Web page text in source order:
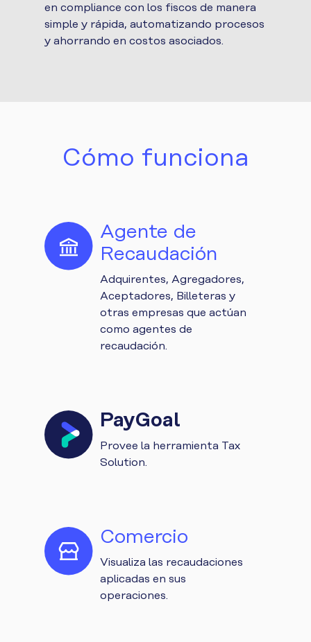
en compliance con los fiscos de manera
simple y rápida, automatizando procesos
y ahorrando en costos asociados.
Cómo funciona
Agente de
Recaudación
Adquirentes, Agregadores,
Aceptadores, Billeteras y
otras empresas que actúan
como agentes de
recaudación.
PayGoal
Provee la herramienta Tax
Solution.
Comercio
Visualiza las recaudaciones
aplicadas en sus
operaciones.